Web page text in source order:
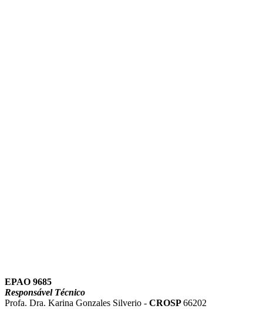
EPAO 9685
Responsável Técnico
Profa. Dra. Karina Gonzales Silverio - CROSP66202